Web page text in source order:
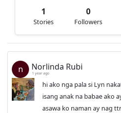
1
Stories
0
Followers
n Norlinda Rubi
1 year ago
hi ako nga pala si Lyn
isang anak na babae ako
asawa ko naman ay nag